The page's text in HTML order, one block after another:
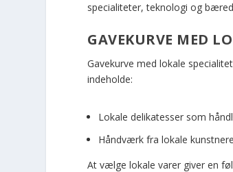
specialiteter, teknologi og
GAVEKURVE MED
Gavekurve med lokale
indeholde:
Lokale delikatesser som
Håndværk fra lokale
At vælge lokale varer giver en